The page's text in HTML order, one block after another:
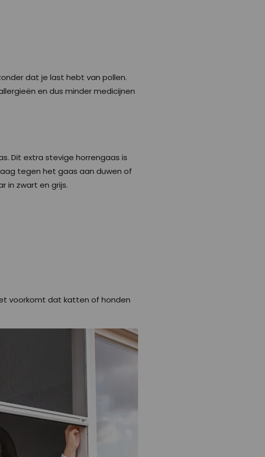
dat je last hebt van pollen.
en dus minder medicijnen
Dit extra stevige horrengaas is
tegen het gaas aan duwen of
in zwart en grijs.
voorkomt dat katten of honden